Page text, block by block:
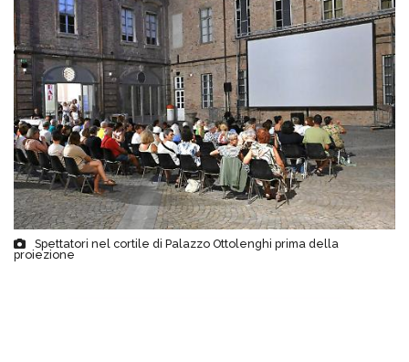
Spettatori nel cortile di Palazzo Ottolenghi prima della
proiezione